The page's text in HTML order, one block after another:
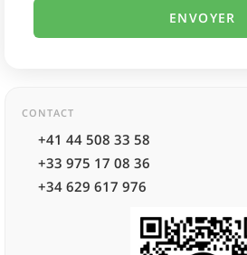
CONTACT
+41 44 508 33 58
+33 975 17 08 36
+34 629 617 976